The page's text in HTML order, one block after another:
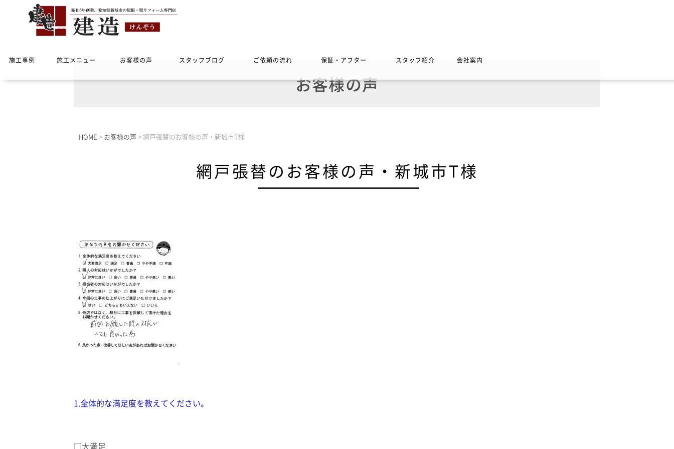
施工事例 施工メニュー お客様の声 スタッフブログ ご依頼の流れ 保証・アフター スタッフ紹介 会社案内
お客様の声
HOME > お客様の声 > 網戸張替のお客様の声・新城市T様
網戸張替のお客様の声・新城市T様
1.全体的な満足度を教えてください。
□大満足